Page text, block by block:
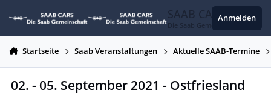
SAAB CARS
Die Saab Gemeinschaft
Anmelden
Startseite Saab Veranstaltungen Aktuelle SAAB-Termine
02. - 05. September 2021 - Ostfriesland